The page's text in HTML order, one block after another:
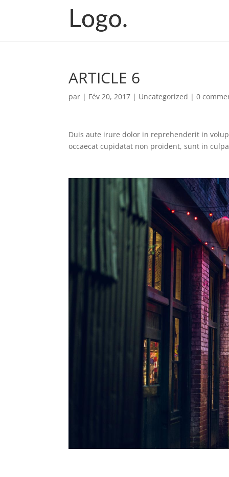
ARTICLE 6
par | Fév 20, 2017 | Uncategorized |0
Duis aute irure dolor in reprehenderit in
occaecat cupidatat non proident, sunt in